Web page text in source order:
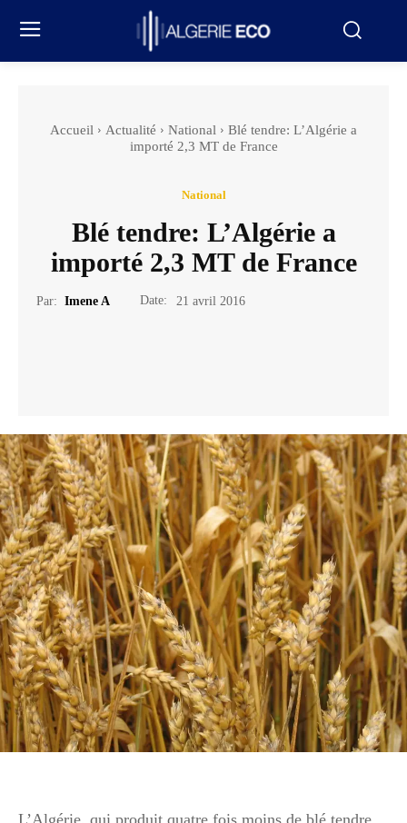
Accueil Actualité National
Blé tendre: L’Algérie a
importé 2,3 MT de France
National
Blé tendre: L’Algérie a
importé 2,3 MT de France
Par: Imene A Date: 21 avril 2016
L’Algérie, qui produit quatre fois moins de blé tendre